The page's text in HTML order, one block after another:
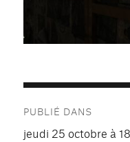
de
PUBLIÉ DANS
jeudi 25 octobre à